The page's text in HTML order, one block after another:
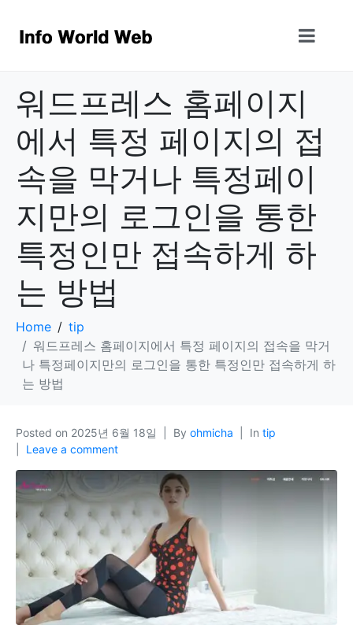
워드프레스 홈페이지
에서 특정 페이지의 접
속을 막거나 특정페이
지만의 로그인을 통한
특정인만 접속하게 하
는 방법
Home
tip
워드프레스 홈페이지에서 특정 페이지의 접속을 막거
나 특정페이지만의 로그인을 통한 특정인만 접속하게 하
는 방법
Posted on 2025년 6월 18일 By ohmicha In tip
Leave a comment